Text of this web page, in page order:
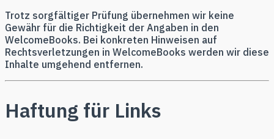
Trotz sorgfältiger Prüfung übernehmen wir keine
Gewähr für die Richtigkeit der Angaben in den
WelcomeBooks. Bei konkreten Hinweisen auf
Rechtsverletzungen in WelcomeBooks werden wir diese
Inhalte umgehend entfernen.
Haftung für Links